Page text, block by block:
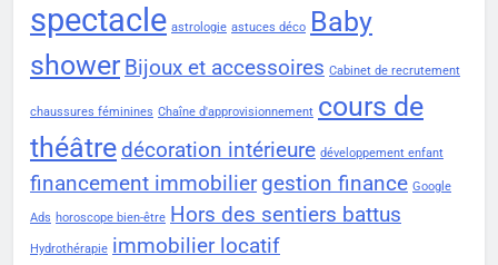
spectacle astrologie astuces déco Baby
shower Bijoux et accessoires Cabinet de recrutement
chaussures féminines Chaîne d'approvisionnement cours de
théâtre décoration intérieure développement enfant
financement immobilier gestion finance Google
Ads horoscope bien-être Hors des sentiers battus
Hydrothérapie immobilier locatif